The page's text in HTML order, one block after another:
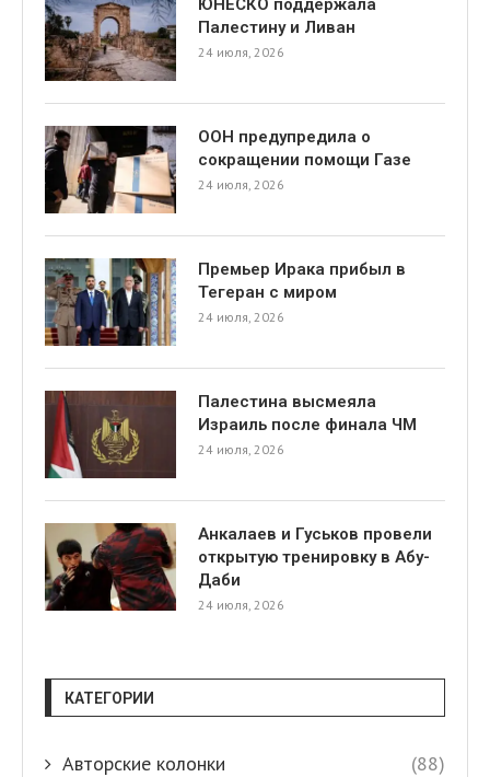
ЮНЕСКО поддержала
Палестину и Ливан
24 июля, 2026
ООН предупредила о
сокращении помощи Газе
24 июля, 2026
Премьер Ирака прибыл в
Тегеран с миром
24 июля, 2026
Палестина высмеяла
Израиль после финала ЧМ
24 июля, 2026
Анкалаев и Гуськов провели
открытую тренировку в Абу-
Даби
24 июля, 2026
КАТЕГОРИИ
Авторские колонки (88)